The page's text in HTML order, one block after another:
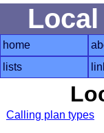
home
lists
Calling plan types